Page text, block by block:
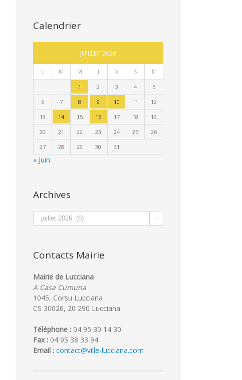
Calendrier
JUILLET 2026
L M M J V S D
1 2 3 4
5
6
7 8 9 10 11
12
13
14 15 16 17 18
19
20
21 22 23 24 25
26
27
28 29 30 31
« Juin
Archives
Archives 
Contacts Mairie
Mairie de Lucciana
A Casa Cumuna
1045, Corsu Lucciana
CS 30026, 20 290 Lucciana
Téléphone : 04 95 30 14 30
Fax : 04 95 38 33 94
Email : contact@ville-lucciana.com